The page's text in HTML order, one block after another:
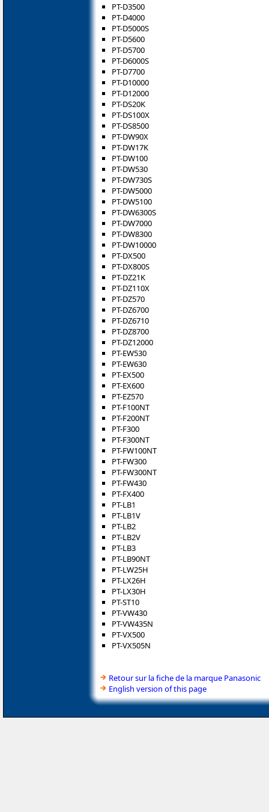
PT-D3500
PT-D4000
PT-D5000S
PT-D5600
PT-D5700
PT-D6000S
PT-D7700
PT-D10000
PT-D12000
PT-DS20K
PT-DS100X
PT-DS8500
PT-DW90X
PT-DW17K
PT-DW100
PT-DW530
PT-DW730S
PT-DW5000
PT-DW5100
PT-DW6300S
PT-DW7000
PT-DW8300
PT-DW10000
PT-DX500
PT-DX800S
PT-DZ21K
PT-DZ110X
PT-DZ570
PT-DZ6700
PT-DZ6710
PT-DZ8700
PT-DZ12000
PT-EW530
PT-EW630
PT-EX500
PT-EX600
PT-EZ570
PT-F100NT
PT-F200NT
PT-F300
PT-F300NT
PT-FW100NT
PT-FW300
PT-FW300NT
PT-FW430
PT-FX400
PT-LB1
PT-LB1V
PT-LB2
PT-LB2V
PT-LB3
PT-LB90NT
PT-LW25H
PT-LX26H
PT-LX30H
PT-ST10
PT-VW430
PT-VW435N
PT-VX500
PT-VX505N
Retour sur la fiche de la marque Panasonic
English version of this page